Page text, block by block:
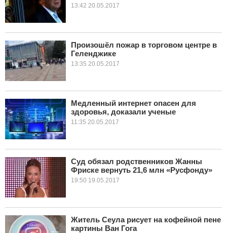
13:42 20.05.2017
Произошёл пожар в торговом центре в
Геленджике
13:35 20.05.2017
Медленный интернет опасен для
здоровья, доказали ученые
11:35 20.05.2017
Суд обязал родственников Жанны
Фриске вернуть 21,6 млн «Русфонду»
19:50 19.05.2017
Житель Сеула рисует на кофейной пене
картины Ван Гога